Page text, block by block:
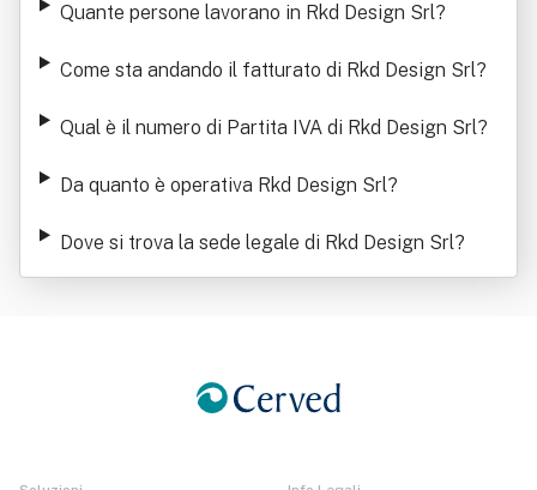
Quante persone lavorano in Rkd Design Srl?
Come sta andando il fatturato di Rkd Design Srl?
Qual è il numero di Partita IVA di Rkd Design Srl?
Da quanto è operativa Rkd Design Srl?
Dove si trova la sede legale di Rkd Design Srl?